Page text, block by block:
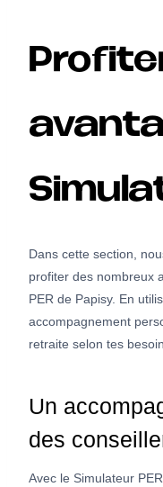
Dans cette section,
profiter des nombreux
PER de Papisy. En
accompagnement
retraite selon tes
Un
des
Avec le Simulateur